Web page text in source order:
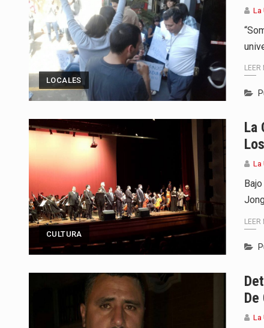
LOCALES
La
LEER
CULTURA
La
La
LEER
De
La